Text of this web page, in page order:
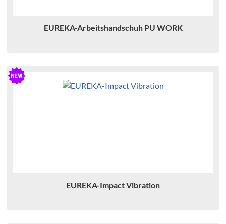
EUREKA-Arbeitshandschuh PU WORK
EUREKA-Impact Vibration